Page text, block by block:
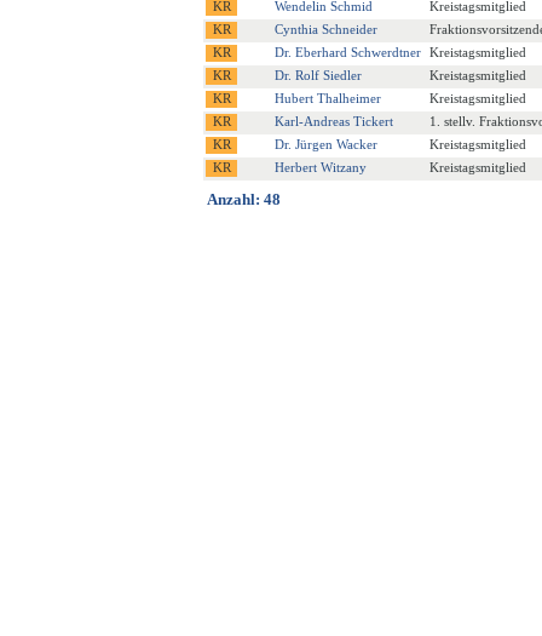
Wendelin Schmid
Kreistagsmitglied
Cynthia Schneider
Dr. Eberhard Schwerdtner Kreistagsmitglied
Dr. Rolf Siedler
Kreistagsmitglied
Hubert Thalheimer
Kreistagsmitglied
Karl-Andreas Tickert
1. stellv.
Dr. Jürgen Wacker
Kreistagsmitglied
Herbert Witzany
Kreistagsmitglied
Anzahl: 48